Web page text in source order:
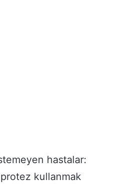
hastalar:
kullanmak